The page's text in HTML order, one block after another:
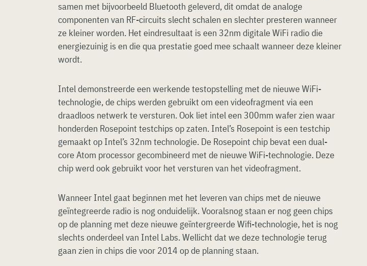
samen met bijvoorbeeld Bluetooth geleverd, dit omdat de analoge
componenten van RF-circuits slecht schalen en slechter presteren wanneer
ze kleiner worden. Het eindresultaat is een 32nm digitale WiFi radio die
energiezuinig is en die qua prestatie goed mee schaalt wanneer deze kleiner
wordt.
Intel demonstreerde een werkende testopstelling met de nieuwe WiFi-
technologie, de chips werden gebruikt om een videofragment via een
draadloos netwerk te versturen. Ook liet intel een 300mm wafer zien waar
honderden Rosepoint testchips op zaten. Intel’s Rosepoint is een testchip
gemaakt op Intel’s 32nm technologie. De Rosepoint chip bevat een dual-
core Atom processor gecombineerd met de nieuwe WiFi-technologie. Deze
chip werd ook gebruikt voor het versturen van het videofragment.
Wanneer Intel gaat beginnen met het leveren van chips met de nieuwe
geïntegreerde radio is nog onduidelijk. Vooralsnog staan er nog geen chips
op de planning met deze nieuwe geïntergreerde Wifi-technologie, het is nog
slechts onderdeel van Intel Labs. Wellicht dat we deze technologie terug
gaan zien in chips die voor 2014 op de planning staan.